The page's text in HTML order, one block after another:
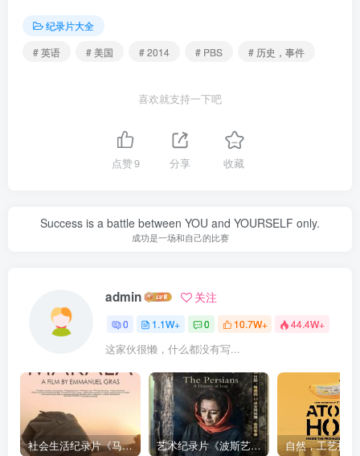
纪录片大全
# 英语
# 美国 # 2014 # PBS # 历史，事件
喜欢就支持一下吧
点赞9 分享 收藏
Success is a battle between YOU and YOURSELF only.
成功是一场和自己的比赛
admin 关注
0 1.1W+ 0 10.7W+ 44.4W+
这家伙很懒，什么都没有写...
社会生活纪录片《马加拉 Makala》下载 艺术纪录片《波斯艺术 Art of Persia》下载